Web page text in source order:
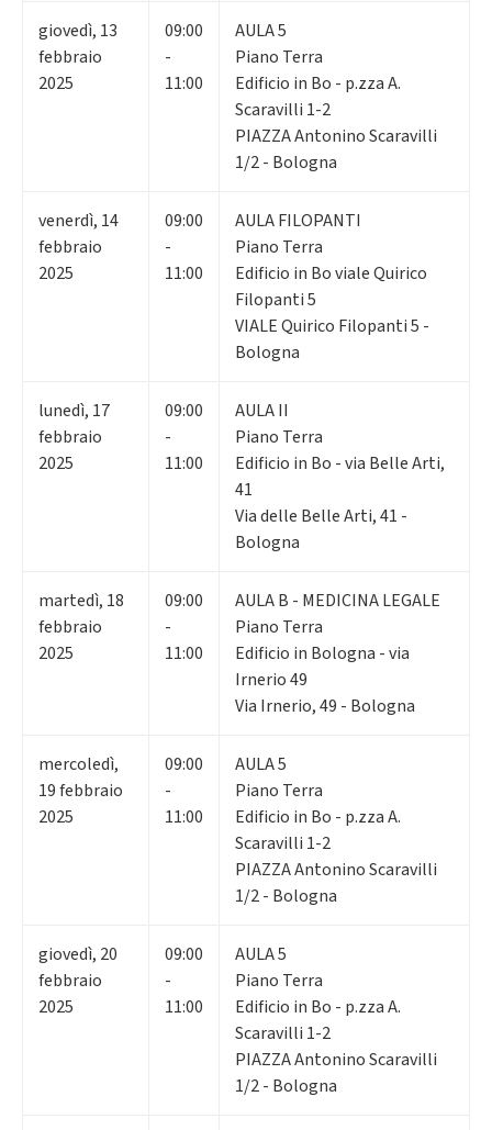
giovedì, 13
febbraio
2025
09:00
-
11:00
AULA 5
Piano Terra
Edificio in Bo - p.zza A.
Scaravilli 1-2
PIAZZA Antonino Scaravilli
1/2 - Bologna
venerdì, 14
febbraio
2025
09:00
-
11:00
AULA FILOPANTI
Piano Terra
Edificio in Bo viale Quirico
Filopanti 5
VIALE Quirico Filopanti 5 -
Bologna
lunedì, 17
febbraio
2025
09:00
-
11:00
AULA II
Piano Terra
Edificio in Bo - via Belle Arti,
41
Via delle Belle Arti, 41 -
Bologna
martedì, 18
febbraio
2025
09:00
-
11:00
AULA B - MEDICINA LEGALE
Piano Terra
Edificio in Bologna - via
Irnerio 49
Via Irnerio, 49 - Bologna
mercoledì,
19febbraio
2025
09:00
-
11:00
AULA 5
Piano Terra
Edificio in Bo - p.zza A.
Scaravilli 1-2
PIAZZA Antonino Scaravilli
1/2 - Bologna
giovedì, 20
febbraio
2025
09:00
-
11:00
AULA 5
Piano Terra
Edificio in Bo - p.zza A.
Scaravilli 1-2
PIAZZA Antonino Scaravilli
1/2 - Bologna